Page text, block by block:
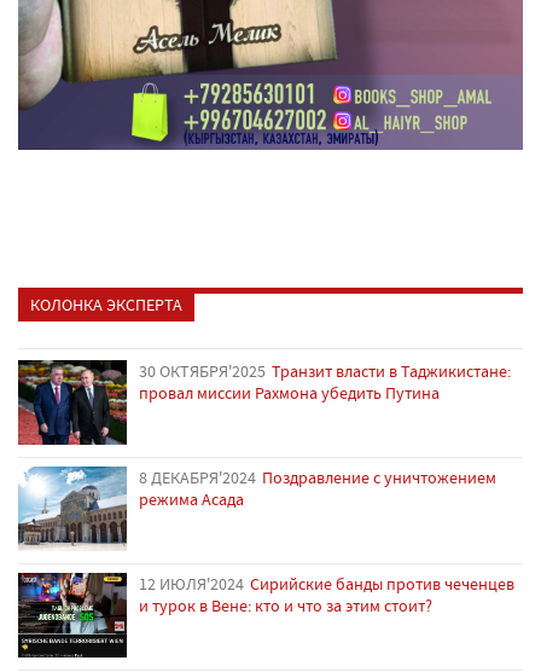
КОЛОНКА ЭКСПЕРТА
30 ОКТЯБРЯ'2025 Транзит власти в Таджикистане:
провал миссии Рахмона убедить Путина
8 ДЕКАБРЯ'2024 Поздравление с уничтожением
режима Асада
12 ИЮЛЯ'2024 Сирийские банды против чеченцев
и турок в Вене: кто и что за этим стоит?